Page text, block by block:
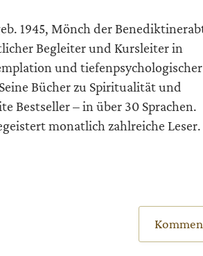
1945, Mönch der
Begleiter und Kursleiter in
und tiefenpsychologischer
Bücher zu Spiritualität und
Bestseller – in über 30 Sprachen.
monatlich zahlreiche Leser.